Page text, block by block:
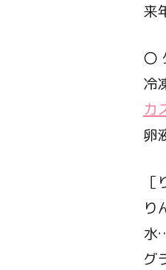
来
〇
冷
カ
卵
り
水
グ